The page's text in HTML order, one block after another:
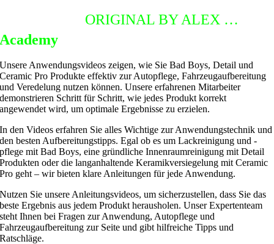
ORIGINAL BY ALEX …
Academy
Unsere Anwendungsvideos zeigen, wie Sie Bad Boys, Detail und
Ceramic Pro Produkte effektiv zur Autopflege, Fahrzeugaufbereitung
und Veredelung nutzen können. Unsere erfahrenen Mitarbeiter
demonstrieren Schritt für Schritt, wie jedes Produkt korrekt
angewendet wird, um optimale Ergebnisse zu erzielen.
In den Videos erfahren Sie alles Wichtige zur Anwendungstechnik und
den besten Aufbereitungstipps. Egal ob es um Lackreinigung und -
pflege mit Bad Boys, eine gründliche Innenraumreinigung mit Detail
Produkten oder die langanhaltende Keramikversiegelung mit Ceramic
Pro geht – wir bieten klare Anleitungen für jede Anwendung.
Nutzen Sie unsere Anleitungsvideos, um sicherzustellen, dass Sie das
beste Ergebnis aus jedem Produkt herausholen. Unser Expertenteam
steht Ihnen bei Fragen zur Anwendung, Autopflege und
Fahrzeugaufbereitung zur Seite und gibt hilfreiche Tipps und
Ratschläge.